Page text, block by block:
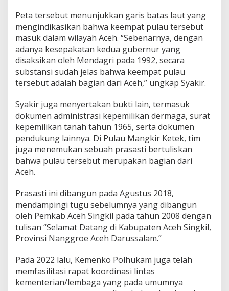
Peta tersebut menunjukkan garis batas laut yang
mengindikasikan bahwa keempat pulau tersebut
masuk dalam wilayah Aceh. “Sebenarnya, dengan
adanya kesepakatan kedua gubernur yang
disaksikan oleh Mendagri pada 1992, secara
substansi sudah jelas bahwa keempat pulau
tersebut adalah bagian dari Aceh,” ungkap Syakir.
Syakir juga menyertakan bukti lain, termasuk
dokumen administrasi kepemilikan dermaga, surat
kepemilikan tanah tahun 1965, serta dokumen
pendukung lainnya. Di Pulau Mangkir Ketek, tim
juga menemukan sebuah prasasti bertuliskan
bahwa pulau tersebut merupakan bagian dari
Aceh.
Prasasti ini dibangun pada Agustus 2018,
mendampingi tugu sebelumnya yang dibangun
oleh Pemkab Aceh Singkil pada tahun 2008 dengan
tulisan “Selamat Datang di Kabupaten Aceh Singkil,
Provinsi Nanggroe Aceh Darussalam.”
Pada 2022 lalu, Kemenko Polhukam juga telah
memfasilitasi rapat koordinasi lintas
kementerian/lembaga yang pada umumnya